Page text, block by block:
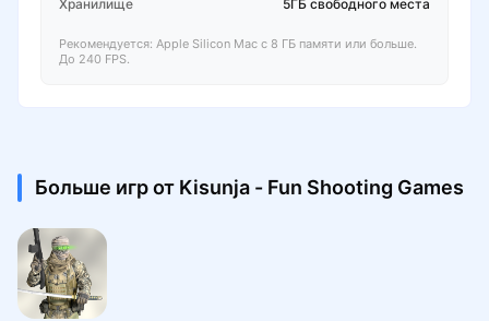
Хранилище
5ГБ свободного места
Рекомендуется: Apple Silicon Mac с 8 ГБ памяти или больше.
До 240 FPS.
Больше игр от Kisunja - Fun Shooting Games